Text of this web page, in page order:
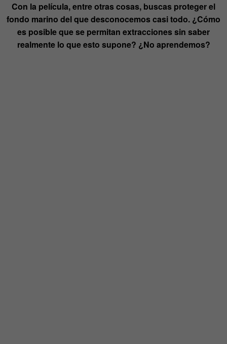
Con la película, entre otras cosas, buscas proteger el
fondo marino del que desconocemos casi todo. ¿Cómo
es posible que se permitan extracciones sin saber
realmente lo que esto supone? ¿No aprendemos?